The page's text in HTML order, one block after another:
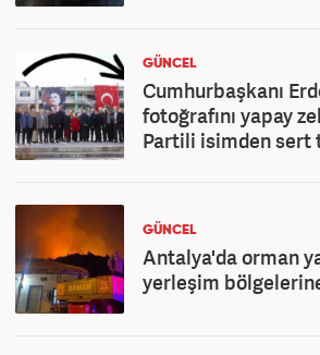
GÜNCEL
Cumhurbaşkanı
fotoğrafını yapay
Partili isimden sert
GÜNCEL
Antalya'da orman
yerleşim